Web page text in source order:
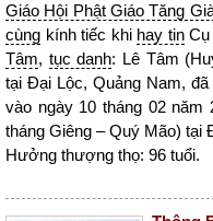
Giáo Hội Phật Giáo Tăng
cùng kính tiếc khi hay tinCụ
Tâm, tục danh: Lê Tâm
tại Đại Lộc, Quảng Nam, đã
vào ngày 10 tháng 02 năm
tháng Giêng – Quý Mão) tại
Hưởng thượng thọ: 96 tuổi.